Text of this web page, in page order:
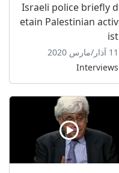
Israeli police briefly d
etain Palestinian activ
ist
11 آذار/مارس 2020
Interviews